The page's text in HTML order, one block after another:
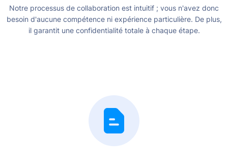
Notre processus de collaboration est intuitif ; vous n'avez donc
besoin d'aucune compétence ni expérience particulière. De plus,
il garantit une confidentialité totale à chaque étape.